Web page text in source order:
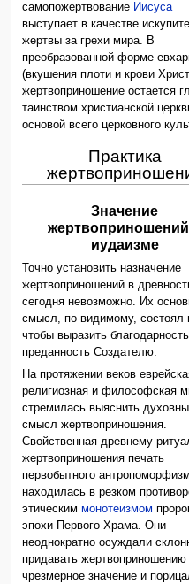
самопожертвование Иисуса
выступает в качестве
жертвы за грехи мира. В
преобразованной форме
(вкушения плоти и крови
жертвоприношение остается
таинством христианской
основой всего церковного
Практика
Значение
иудаизме
Точно установить назначение
жертвоприношений в
сегодня невозможно. Их
смысл, по-видимому, состоял
чтобы выразить
преданность Создателю.
На протяжении веков
религиозная и философская
стремилась выяснить
смысл жертвоприношения.
Свойственная древнему
жертвоприношения печать
первобытного
находилась в резком
этическиммонотеизмом
эпохи Первого Храма. Они
неоднократно осуждали
придавать жертвоприношению
чрезмерное значение и